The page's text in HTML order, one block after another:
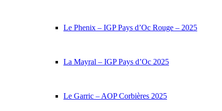
Le Phenix – IGP Pays d’Oc Rouge – 2025
La Mayral – IGP Pays d’Oc 2025
Le Garric – AOP Corbières 2025